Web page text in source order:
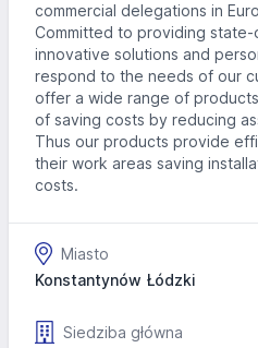
commercial delegations in
Committed to providing
innovative solutions and
respond to the needs of our
offer a wide range of
of saving costs by reducing
Thus our products provide
their work areas saving
costs.
Miasto
Konstantynów Łódzki
Siedziba główna